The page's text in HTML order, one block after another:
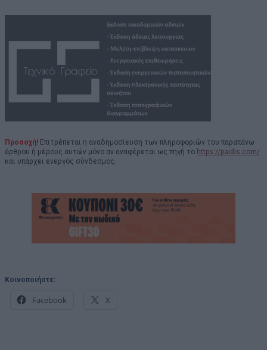
Προσοχή! Επιτρέπεται η αναδημοσίευση των πληροφοριών του παραπάνω
άρθρου ή μέρους αυτών μόνο αν αναφέρεται ως πηγή το https://paidis.com/
και υπάρχει ενεργός σύνδεσμος.
Κοινοποιήστε:
Facebook X